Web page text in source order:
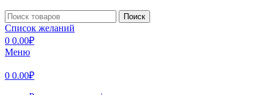
Поиск
Список желаний
0 0.00₽
Меню
0 0.00₽